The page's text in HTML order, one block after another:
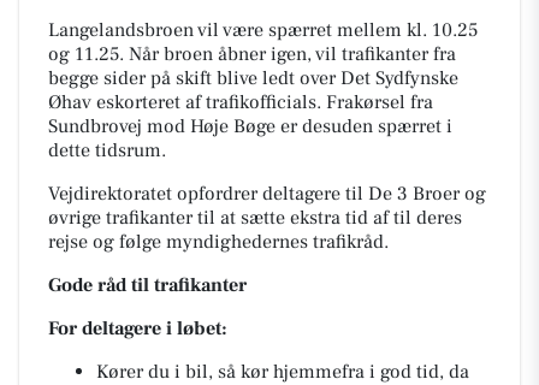
Langelandsbroen vil være spærret mellem kl. 10.25
og 11.25. Når broen åbner igen, vil trafikanter fra
begge sider på skift blive ledt over Det Sydfynske
Øhav eskorteret af trafikofficials. Frakørsel fra
Sundbrovej mod Høje Bøge er desuden spærret i
dette tidsrum.
Vejdirektoratet opfordrer deltagere til De 3 Broer og
øvrige trafikanter til at sætte ekstra tid af til deres
rejse og følge myndighedernes trafikråd.
Gode råd til trafikanter
For deltagere i løbet:
Kører du i bil, så kør hjemmefra i god tid, da